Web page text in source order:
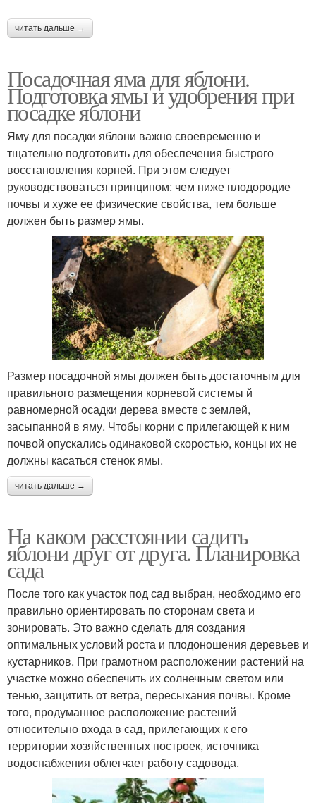
читать дальше →
Посадочная яма для яблони.
Подготовка ямы и удобрения при
посадке яблони
Яму для посадки яблони важно своевременно и
тщательно подготовить для обеспечения быстрого
восстановления корней. При этом следует
руководствоваться принципом: чем ниже плодородие
почвы и хуже ее физические свойства, тем больше
должен быть размер ямы.
Размер посадочной ямы должен быть достаточным для
правильного размещения корневой системы й
равномерной осадки дерева вместе с землей,
засыпанной в яму. Чтобы корни с прилегающей к ним
почвой опускались одинаковой скоростью, концы их не
должны касаться стенок ямы.
читать дальше →
На каком расстоянии садить
яблони друг от друга. Планировка
сада
После того как участок под сад выбран, необходимо его
правильно ориентировать по сторонам света и
зонировать. Это важно сделать для создания
оптимальных условий роста и плодоношения деревьев и
кустарников. При грамотном расположении растений на
участке можно обеспечить их солнечным светом или
тенью, защитить от ветра, пересыхания почвы. Кроме
того, продуманное расположение растений
относительно входа в сад, прилегающих к его
территории хозяйственных построек, источника
водоснабжения облегчает работу садовода.